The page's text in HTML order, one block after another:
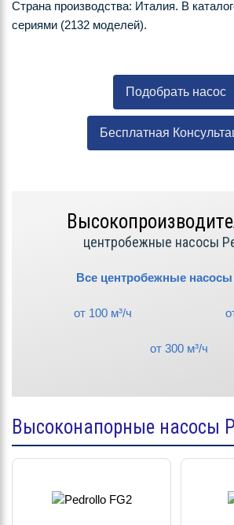
Страна производства: Италия. В
сериями (2132 моделей).
Подобрать насос
Бесплатная
центробежные насосы
Все центробежные
от 100 м³/ч
от 300 м³/ч
Высоконапорные насосы